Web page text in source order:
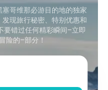
哥维那必游目的地的独家
现旅行秘密、特别优惠和
要错过任何精彩瞬间–立即
险的–部分！